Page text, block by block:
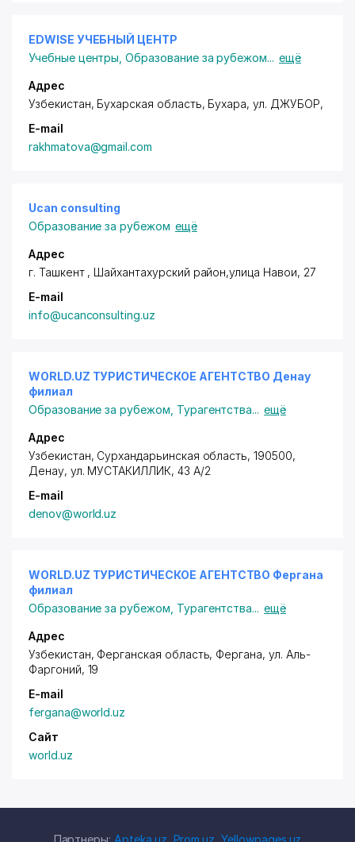
EDWISE УЧЕБНЫЙ ЦЕНТР
Учебные центры ,Образование за рубежом... ещё
Адрес
Узбекистан, Бухарская область, Бухара,ул. ДЖУБОР,
E-mail
rakhmatova@gmail.com
Ucan consulting
Образование за рубежом ещё
Адрес
г. Ташкент , Шайхантахурский район,улица Навои, 27
E-mail
info@ucanconsulting.uz
WORLD.UZ ТУРИСТИЧЕСКОЕ АГЕНТСТВО Денау
филиал
Образование за рубежом Турагентства... ещё
Адрес
Узбекистан, Сурхандарьинская область, 190500,
Денау, ул. МУСТАКИЛЛИК, 43 A/2
E-mail
denov@world.uz
WORLD.UZ ТУРИСТИЧЕСКОЕ АГЕНТСТВО Фергана
филиал
Образование за рубежом Турагентства... ещё
Адрес
Узбекистан, Ферганская область, Фергана, ул. Аль-
Фаргоний, 19
E-mail
fergana@world.uz
Сайт
world.uz
Партнеры: Apteka.uz Prom.uz ,Yellowpages.uz